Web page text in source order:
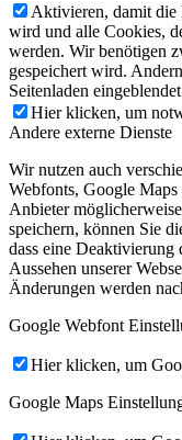
Aktivieren, damit die
wird und alle Cookies,
werden. Wir benötigen
gespeichert wird.
Seitenladen
Hier klicken, um
Andere externe Dienste
Wir nutzen auch
Webfonts, Google
Anbieter
speichern, können Sie
dass eine Deaktivierung
Aussehen unserer
Änderungen werden
Google Webfont
Hier klicken, um
Google Maps